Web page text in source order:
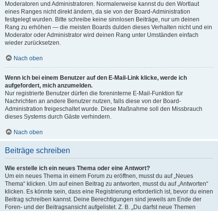
Moderatoren und Administratoren. Normalerweise kannst du den Wortlaut
eines Ranges nicht direkt ändern, da sie von der Board-Administration
festgelegt wurden. Bitte schreibe keine sinnlosen Beiträge, nur um deinen
Rang zu erhöhen — die meisten Boards dulden dieses Verhalten nicht und ein
Moderator oder Administrator wird deinen Rang unter Umständen einfach
wieder zurücksetzen.
Nach oben
Wenn ich bei einem Benutzer auf den E-Mail-Link klicke, werde ich
aufgefordert, mich anzumelden.
Nur registrierte Benutzer dürfen die foreninterne E-Mail-Funktion für
Nachrichten an andere Benutzer nutzen, falls diese von der Board-
Administration freigeschaltet wurde. Diese Maßnahme soll den Missbrauch
dieses Systems durch Gäste verhindern.
Nach oben
Beiträge schreiben
Wie erstelle ich ein neues Thema oder eine Antwort?
Um ein neues Thema in einem Forum zu eröffnen, musst du auf „Neues
Thema“ klicken. Um auf einen Beitrag zu antworten, musst du auf „Antworten“
klicken. Es könnte sein, dass eine Registrierung erforderlich ist, bevor du einen
Beitrag schreiben kannst. Deine Berechtigungen sind jeweils am Ende der
Foren- und der Beitragsansicht aufgelistet. Z. B. „Du darfst neue Themen